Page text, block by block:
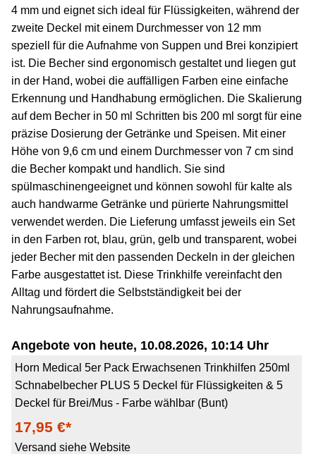
4 mm und eignet sich ideal für Flüssigkeiten, während der
zweite Deckel mit einem Durchmesser von 12 mm
speziell für die Aufnahme von Suppen und Brei konzipiert
ist. Die Becher sind ergonomisch gestaltet und liegen gut
in der Hand, wobei die auffälligen Farben eine einfache
Erkennung und Handhabung ermöglichen. Die Skalierung
auf dem Becher in 50 ml Schritten bis 200 ml sorgt für eine
präzise Dosierung der Getränke und Speisen. Mit einer
Höhe von 9,6 cm und einem Durchmesser von 7 cm sind
die Becher kompakt und handlich. Sie sind
spülmaschinengeeignet und können sowohl für kalte als
auch handwarme Getränke und pürierte Nahrungsmittel
verwendet werden. Die Lieferung umfasst jeweils ein Set
in den Farben rot, blau, grün, gelb und transparent, wobei
jeder Becher mit den passenden Deckeln in der gleichen
Farbe ausgestattet ist. Diese Trinkhilfe vereinfacht den
Alltag und fördert die Selbstständigkeit bei der
Nahrungsaufnahme.
Angebote von heute, 10.08.2026, 10:14 Uhr
Horn Medical 5er Pack Erwachsenen Trinkhilfen 250ml
Schnabelbecher PLUS 5 Deckel für Flüssigkeiten & 5
Deckel für Brei/Mus - Farbe wählbar (Bunt)
17,95 €*
Versand siehe Website